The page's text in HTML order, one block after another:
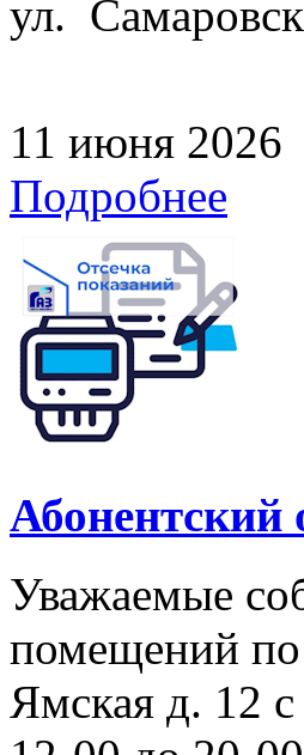
ул.
11 июня 2026
Подробнее
Абонентский
Уважаемые
помещений
Ямская д. 12